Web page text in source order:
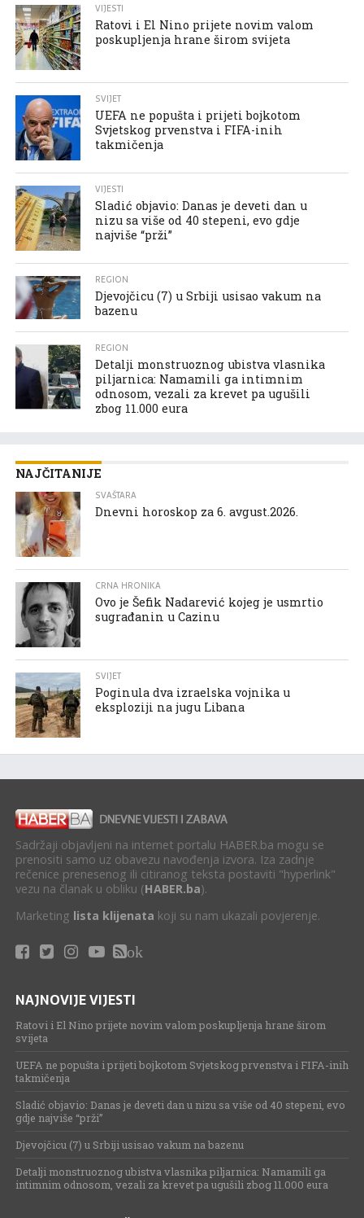
VIJESTI
Ratovi i El Nino prijete novim valom
poskupljenja hrane širom svijeta
SVIJET
UEFA ne popušta i prijeti bojkotom
Svjetskog prvenstva i FIFA-inih
takmičenja
VIJESTI
Sladić objavio: Danas je deveti dan u
nizu sa više od 40 stepeni, evo gdje
najviše “prži”
REGION
Djevojčicu (7) u Srbiji usisao vakum na
bazenu
REGION
Detalji monstruoznog ubistva vlasnika
piljarnica: Namamili ga intimnim
odnosom, vezali za krevet pa ugušili
zbog 11.000 eura
NAJČITANIJE
SVAŠTARA
Dnevni horoskop za 6. avgust.2026.
CRNA HRONIKA
Ovo je Šefik Nadarević kojeg je usmrtio
sugrađanin u Cazinu
SVIJET
Poginula dva izraelska vojnika u
eksploziji na jugu Libana
Sadržaji objavljeni na internet portalu HABER.ba mogu se
prenositi samo uz obavezu navođenja izvora. Iza zadnje
rečenice prenesenog ili citiranog teksta postaviti "hyperlink"
vezu na članak u obliku (HABER.ba).
Marketing lista klijenata koji su nam ukazali povjerenje.
ok
NAJNOVIJE VIJESTI
Ratovi i El Nino prijete novim valom poskupljenja hrane širom
svijeta
UEFA ne popušta i prijeti bojkotom Svjetskog prvenstva i FIFA-inih
takmičenja
Sladić objavio: Danas je deveti dan u nizu sa više od 40 stepeni, evo
gdje najviše “prži”
Djevojčicu (7) u Srbiji usisao vakum na bazenu
Detalji monstruoznog ubistva vlasnika piljarnica: Namamili ga
intimnim odnosom, vezali za krevet pa ugušili zbog 11.000 eura